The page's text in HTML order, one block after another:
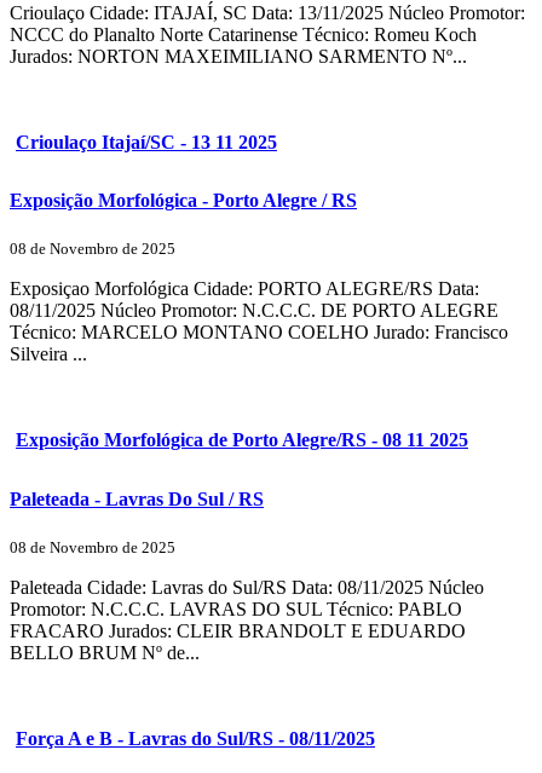
Crioulaço Cidade: ITAJAÍ, SC Data: 13/11/2025 Núcleo Promotor:
NCCC do Planalto Norte Catarinense Técnico: Romeu Koch
Jurados: NORTON MAXEIMILIANO SARMENTO Nº...
Crioulaço Itajaí/SC - 13 11 2025
Exposição Morfológica - Porto Alegre / RS
08 de Novembro de 2025
Exposiçao Morfológica Cidade: PORTO ALEGRE/RS Data:
08/11/2025 Núcleo Promotor: N.C.C.C. DE PORTO ALEGRE
Técnico: MARCELO MONTANO COELHO Jurado: Francisco
Silveira ...
Exposição Morfológica de Porto Alegre/RS - 08 11 2025
Paleteada - Lavras Do Sul / RS
08 de Novembro de 2025
Paleteada Cidade: Lavras do Sul/RS Data: 08/11/2025 Núcleo
Promotor: N.C.C.C. LAVRAS DO SUL Técnico: PABLO
FRACARO Jurados: CLEIR BRANDOLT E EDUARDO
BELLO BRUM Nº de...
Força A e B - Lavras do Sul/RS - 08/11/2025